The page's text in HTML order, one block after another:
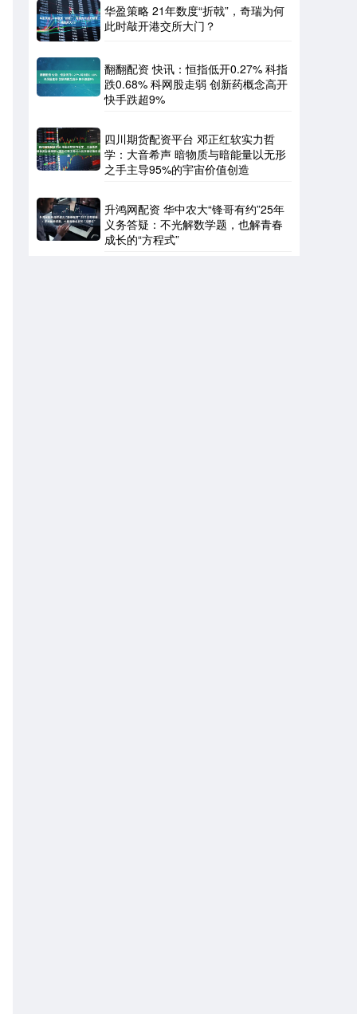
华盈策略 21年数度“折戟”，奇瑞为何
此时敲开港交所大门？
翻翻配资 快讯：恒指低开0.27% 科指
跌0.68% 科网股走弱 创新药概念高开
快手跌超9%
四川期货配资平台 邓正红软实力哲
学：大音希声 暗物质与暗能量以无形
之手主导95%的宇宙价值创造
升鸿网配资 华中农大“锋哥有约”25年
义务答疑：不光解数学题，也解青春
成长的“方程式”